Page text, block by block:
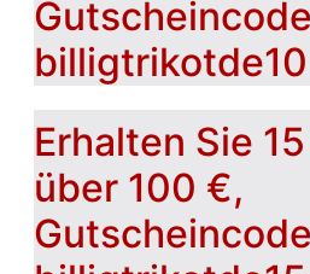
billigtrikotde10
Erhalten Sie
über 100 €,